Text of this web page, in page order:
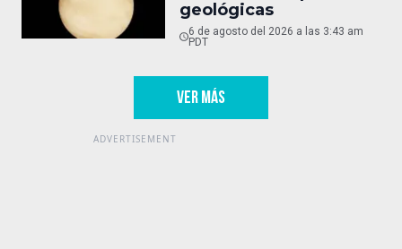
geológicas
6 de agosto del 2026 a las 3:43 am
PDT
VER MÁS